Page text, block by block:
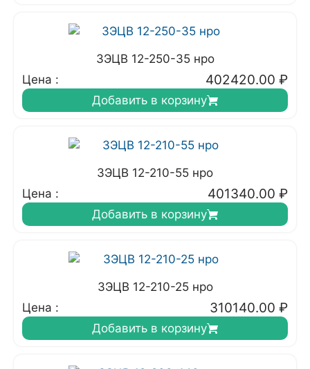
3ЭЦВ 12-250-35 нро
Цена :
402420.00 ₽
Добавить в корзину
3ЭЦВ 12-210-55 нро
Цена :
401340.00 ₽
Добавить в корзину
3ЭЦВ 12-210-25 нро
Цена :
310140.00 ₽
Добавить в корзину